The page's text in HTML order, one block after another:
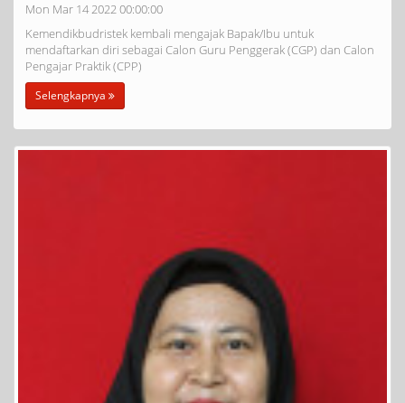
Mon Mar 14 2022 00:00:00
Kemendikbudristek kembali mengajak Bapak/Ibu untuk
mendaftarkan diri sebagai Calon Guru Penggerak (CGP) dan Calon
Pengajar Praktik (CPP)
Selengkapnya